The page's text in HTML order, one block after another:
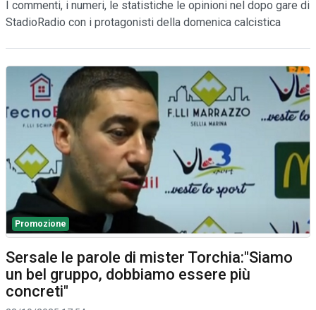
I commenti, i numeri, le statistiche le opinioni nel dopo gare di
StadioRadio con i protagonisti della domenica calcistica
Promozione
Sersale le parole di mister Torchia:"Siamo
un bel gruppo, dobbiamo essere più
concreti"